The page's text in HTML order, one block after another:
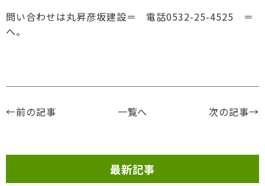
問い合わせは丸昇彦坂建設＝ 電話0532-25-4525 ＝
へ。
←前の記事 一覧へ 次の記事→
最新記事